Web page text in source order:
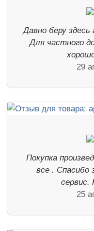
Давно беру
Для частного
29
Покупка
все . Спасибо
сервис.
25